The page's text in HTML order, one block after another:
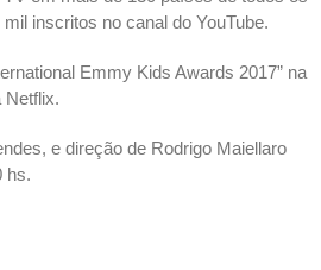
inscritos no canal do YouTube.
Emmy Kids Awards 2017” na
Netflix.
e direção de Rodrigo Maiellaro
hs.